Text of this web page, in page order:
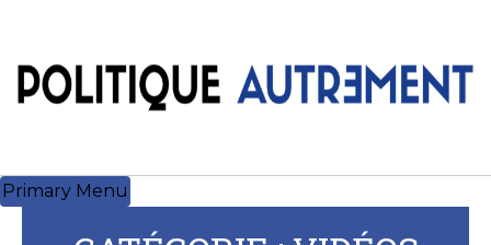
content
Primary Menu